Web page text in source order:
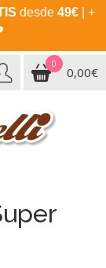
desde 49€| +
0
0,00€